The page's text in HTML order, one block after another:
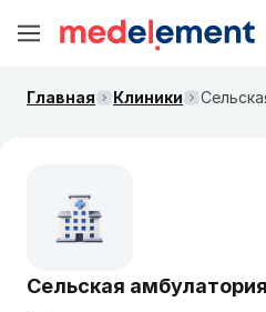
Главная Клиники
Сельская